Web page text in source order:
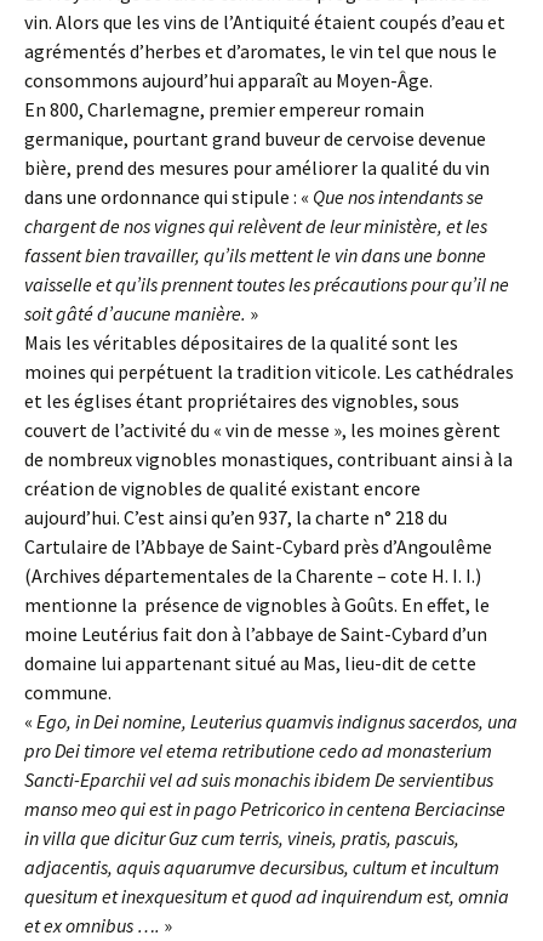
vin. Alors que les vins de l’Antiquité étaient coupés d’eau et
agrémentés d’herbes et d’aromates, le vin tel que nous le
consommons aujourd’hui apparaît au Moyen-Âge.
En 800, Charlemagne, premier empereur romain
germanique, pourtant grand buveur de cervoise devenue
bière, prend des mesures pour améliorer la qualité du vin
dans une ordonnance qui stipule : « Que nos intendants se
chargent de nos vignes qui relèvent de leur ministère, et les
fassent bien travailler, qu’ils mettent le vin dans une bonne
vaisselle et qu’ils prennent toutes les précautions pour qu’il ne
soit gâté d’aucune manière. »
Mais les véritables dépositaires de la qualité sont les
moines qui perpétuent la tradition viticole. Les cathédrales
et les églises étant propriétaires des vignobles, sous
couvert de l’activité du « vin de messe », les moines gèrent
de nombreux vignobles monastiques, contribuant ainsi à la
création de vignobles de qualité existant encore
aujourd’hui. C’est ainsi qu’en 937, la charte n° 218 du
Cartulaire de l’Abbaye de Saint-Cybard près d’Angoulême
(Archives départementales de la Charente – cote H. I. I.)
mentionne la présence de vignobles à Goûts. En effet, le
moine Leutérius fait don à l’abbaye de Saint-Cybard d’un
domaine lui appartenant situé au Mas, lieu-dit de cette
commune.
« Ego, in Dei nomine, Leuterius quamvis indignus sacerdos, una
pro Dei timore vel etema retributione cedo ad monasterium
Sancti-Eparchii vel ad suis monachis ibidem De servientibus
manso meo qui est in pago Petricorico in centena Berciacinse
in villa que dicitur Guz cum terris, vineis, pratis, pascuis,
adjacentis, aquis aquarumve decursibus, cultum et incultum
quesitum et inexquesitum et quod ad inquirendum est, omnia
et ex omnibus …. »